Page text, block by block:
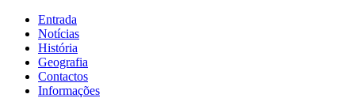
Entrada
Notícias
História
Geografia
Contactos
Informações